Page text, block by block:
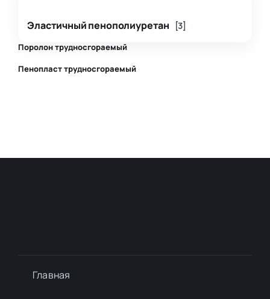
Эластичный пенополиуретан [3]
Поролон трудносгораемый
Пенопласт трудносгораемый
Главная